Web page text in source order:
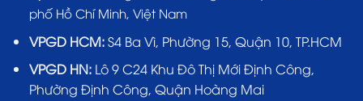
phố Hồ Chí Minh, Việt Nam
VPGD HCM:S4 Ba Vì, Phường 15, Quận 10, TP.HCM
VPGD HN:Lô 9 C24 Khu Đô Thị Mới Định Công,
Phường Định Công, Quận Hoàng Mai